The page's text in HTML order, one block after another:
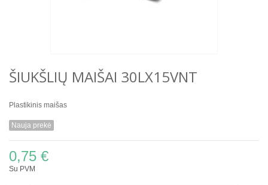
ŠIUKŠLIŲ MAIŠAI 30LX15VNT
Plastikinis maišas
Nauja prekė
0,75 €
Su PVM